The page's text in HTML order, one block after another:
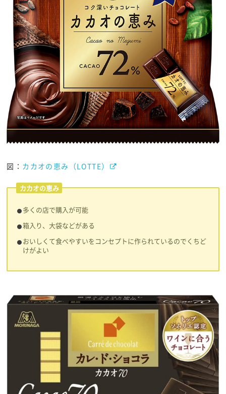
図： カカオの恵み（LOTTE）
カカオの恵み
多くの店で購入が可能
箱入り、大袋などがある
おいしくて食べやすいをコンセプトに作られているのでくちど
けがよい